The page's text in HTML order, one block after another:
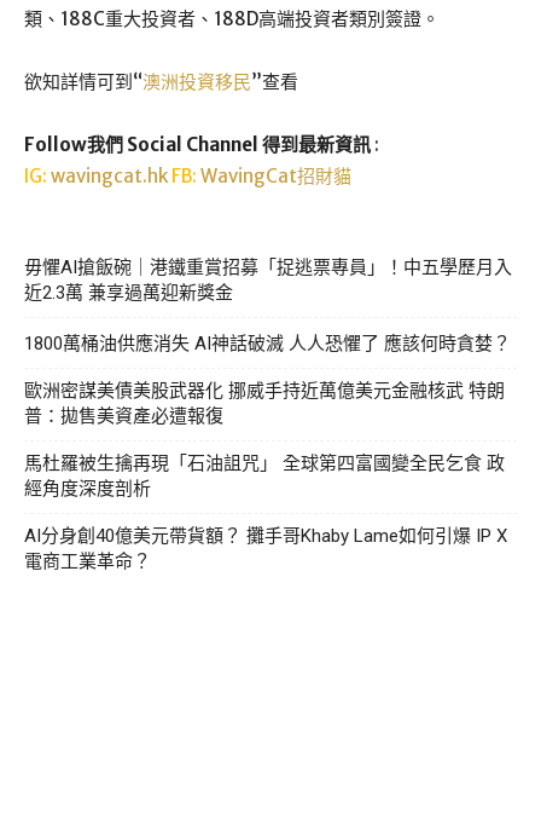
類、188C重大投資者、188D高端投資者類別簽證。
欲知詳情可到“澳洲投資移民”查看
Follow我們 Social Channel 得到最新資訊 :
IG: wavingcat.hkFB: WavingCat招財貓
毋懼AI搶飯碗｜港鐵重賞招募「捉逃票專員」！中五學歷月入
近2.3萬 兼享過萬迎新獎金
1800萬桶油供應消失 AI神話破滅 人人恐懼了 應該何時貪婪？
歐洲密謀美債美股武器化 挪威手持近萬億美元金融核武 特朗
普：拋售美資產必遭報復
馬杜羅被生擒再現「石油詛咒」 全球第四富國變全民乞食 政
經角度深度剖析
AI分身創40億美元帶貨額？ 攤手哥Khaby Lame如何引爆 IP X
電商工業革命？